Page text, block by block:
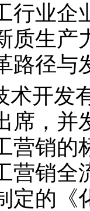
行业企
质生产
路径与
术开发
席，并
销的
营销全
定的《